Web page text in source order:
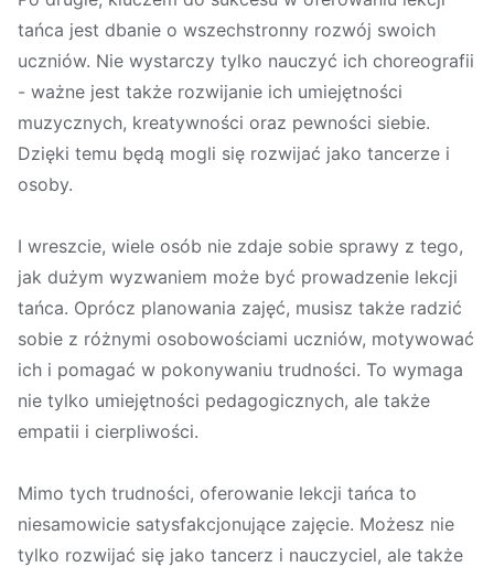
tańca jest dbanie o wszechstronny rozwój swoich
uczniów. Nie wystarczy tylko nauczyć ich choreografii
- ważne jest także rozwijanie ich umiejętności
muzycznych, kreatywności oraz pewności siebie.
Dzięki temu będą mogli się rozwijać jako tancerze i
osoby.
I wreszcie, wiele osób nie zdaje sobie sprawy z tego,
jak dużym wyzwaniem może być prowadzenie lekcji
tańca. Oprócz planowania zajęć, musisz także radzić
sobie z różnymi osobowościami uczniów, motywować
ich i pomagać w pokonywaniu trudności. To wymaga
nie tylko umiejętności pedagogicznych, ale także
empatii i cierpliwości.
Mimo tych trudności, oferowanie lekcji tańca to
niesamowicie satysfakcjonujące zajęcie. Możesz nie
tylko rozwijać się jako tancerz i nauczyciel, ale także